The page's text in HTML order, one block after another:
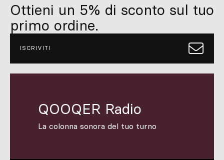
Ottieni un 5% di sconto sul tuo
primo ordine.
ISCRIVITI
QOOQER Radio
La colonna sonora del tuo turno